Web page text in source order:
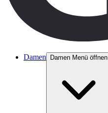
Damen Damen Menü öffnen